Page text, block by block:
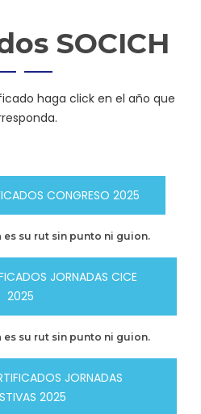
SOCICH
haga click en el año que
CONGRESO 2025
es su rut sin punto ni guion.
JORNADAS CICE
2025
es su rut sin punto ni guion.
JORNADAS
2025